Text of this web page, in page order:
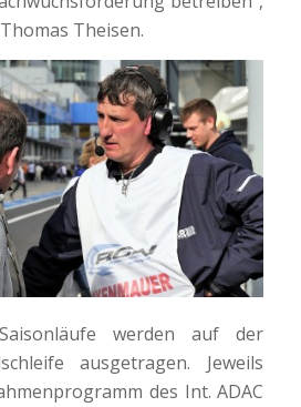
Theisen.
werden auf der
ausgetragen. Jeweils
des Int. ADAC